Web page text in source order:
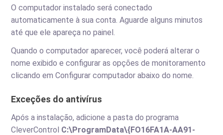
O computador instalado será conectado
automaticamente à sua conta. Aguarde alguns minutos
até que ele apareça no painel.
Quando o computador aparecer, você poderá alterar o
nome exibido e configurar as opções de monitoramento
clicando em Configurar computador abaixo do nome.
Exceções do antivírus
Após a instalação, adicione a pasta do programa
CleverControl C:\ProgramData\{FO16FA1A-AA91-